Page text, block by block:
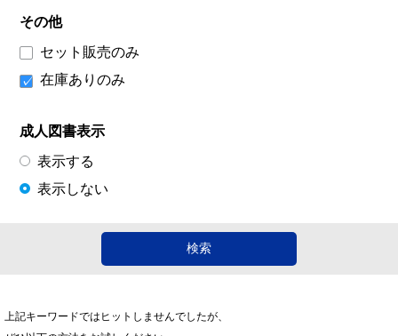
その他
セット販売のみ
在庫ありのみ
成人図書表示
表示する
表示しない
上記キーワードではヒットしませんでしたが、